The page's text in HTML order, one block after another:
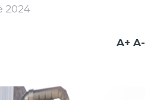
2024
A+ A-